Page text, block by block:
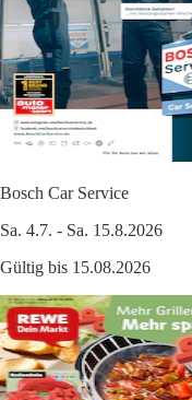
Bosch Car Service
Sa. 4.7. - Sa. 15.8.2026
Gültig bis 15.08.2026